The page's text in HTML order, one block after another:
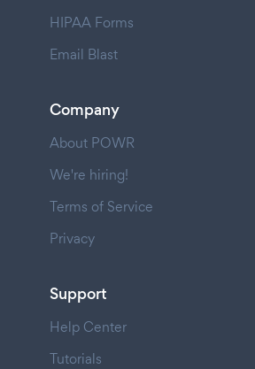
HIPAA Forms
Email Blast
Company
About POWR
We're hiring!
Terms of Service
Privacy
Support
Help Center
Tutorials